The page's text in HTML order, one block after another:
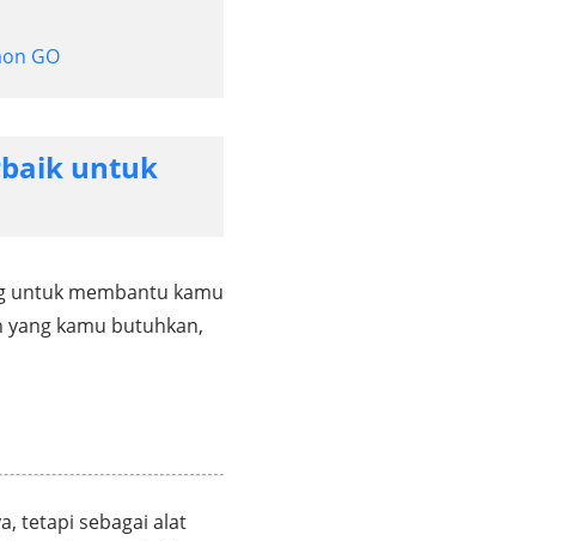
GO
untuk
untuk membantu kamu
kamu butuhkan,
tetapi sebagai alat